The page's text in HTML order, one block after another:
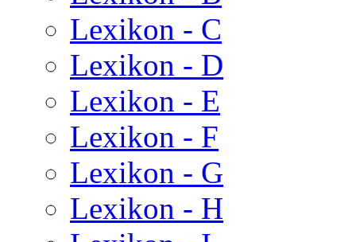
Lexikon - C
Lexikon - D
Lexikon - E
Lexikon - F
Lexikon - G
Lexikon - H